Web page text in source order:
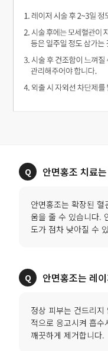
안면홍조 치료
안면홍조는 확장된
움을 줄 수 있습니다.
도가 점차 낮아질 수
안면홍조는 레
정상 피부는 건드리
적으로 응고시켜 흡
깨끗하게 제거합니다.